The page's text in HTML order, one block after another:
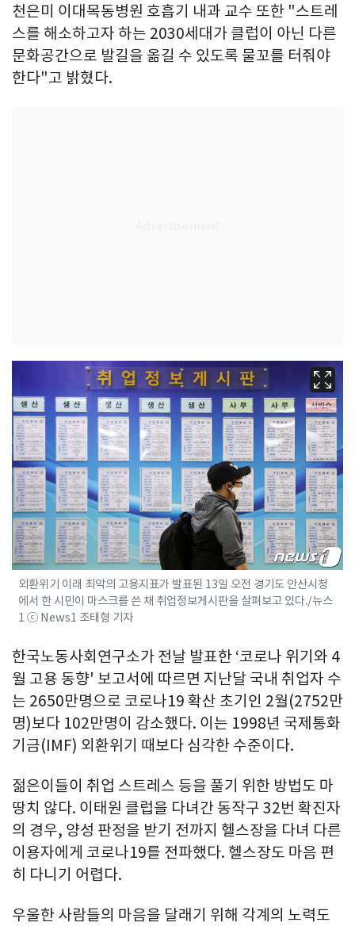
천은미 이대목동병원 호흡기 내과 교수 또한 "스트레
스를 해소하고자 하는 2030세대가 클럽이 아닌 다른
문화공간으로 발길을 옮길 수 있도록 물꼬를 터줘야
한다"고 밝혔다.
외환위기 이래 최악의 고용지표가 발표된 13일 오전 경기도 안산시청
에서 한 시민이 마스크를 쓴 채 취업정보게시판을 살펴보고 있다./뉴스
1 ⓒ News1 조태형 기자
한국노동사회연구소가 전날 발표한 ‘코로나 위기와 4
월 고용 동향' 보고서에 따르면 지난달 국내 취업자 수
는 2650만명으로 코로나19 확산 초기인 2월(2752만
명)보다 102만명이 감소했다. 이는 1998년 국제통화
기금(IMF) 외환위기 때보다 심각한 수준이다.
젊은이들이 취업 스트레스 등을 풀기 위한 방법도 마
땅치 않다. 이태원 클럽을 다녀간 동작구 32번 확진자
의 경우, 양성 판정을 받기 전까지 헬스장을 다녀 다른
이용자에게 코로나19를 전파했다. 헬스장도 마음 편
히 다니기 어렵다.
우울한 사람들의 마음을 달래기 위해 각계의 노력도